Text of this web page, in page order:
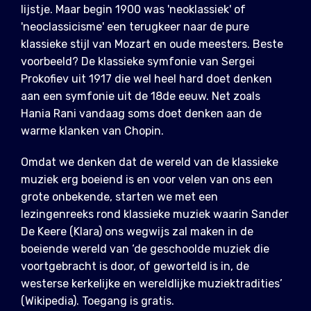
lijstje. Maar begin 1900 was 'neoklassiek' of
'neoclassicisme' een terugkeer naar de pure
klassieke stijl van Mozart en oude meesters. Beste
voorbeeld? De klassieke symfonie van Sergei
Prokofiev uit 1917 die wel heel hard doet denken
aan een symfonie uit de 18de eeuw. Net zoals
Hania Rani vandaag soms doet denken aan de
warme klanken van Chopin.
Omdat we denken dat de wereld van de klassieke
muziek erg boeiend is en voor velen van ons een
grote onbekende, starten we met een
lezingenreeks rond klassieke muziek waarin Sander
De Keere (Klara) ons wegwijs zal maken in de
boeiende wereld van ‘de geschoolde muziek die
voortgebracht is door, of geworteld is in, de
westerse kerkelijke en wereldlijke muziektradities’
(Wikipedia). Toegang is gratis.